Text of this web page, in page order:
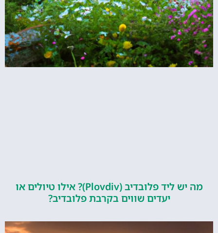
מה יש ליד פלובדיב (Plovdiv)? אילו טיולים או
יעדים שווים בקרבת פלובדיב?